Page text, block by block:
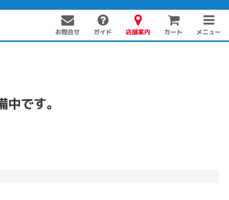
お問合せ ガイド 店舗案内 カート メニュー
です。